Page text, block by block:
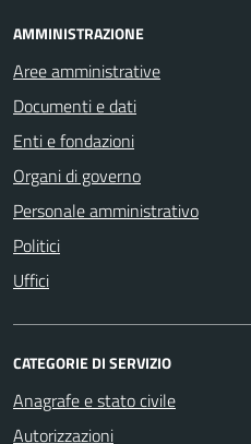
AMMINISTRAZIONE
Aree amministrative
Documenti e dati
Enti e fondazioni
Organi di governo
Personale amministrativo
Politici
Uffici
CATEGORIE DI SERVIZIO
Anagrafe e stato civile
Autorizzazioni